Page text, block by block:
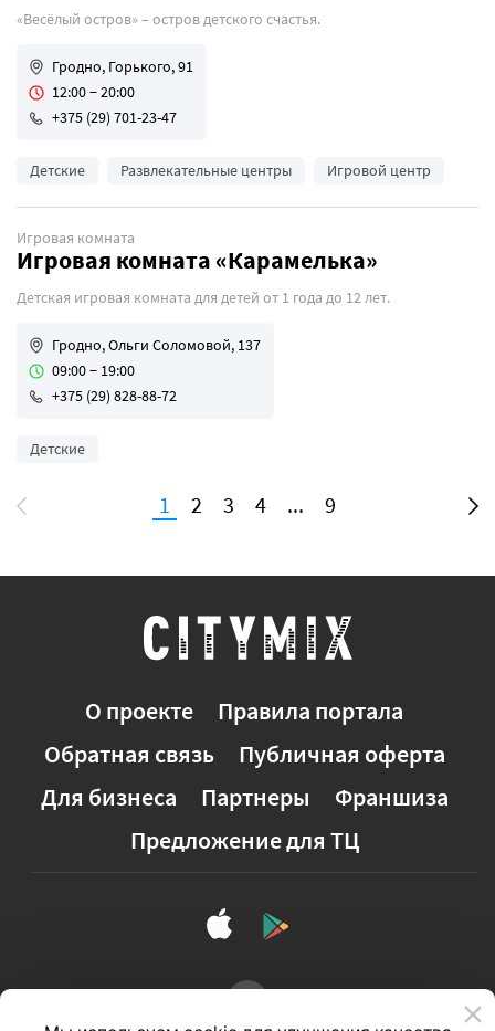
«Весёлый остров» – остров детского счастья.
Гродно, Горького, 91
12:00 − 20:00
+375 (29) 701-23-47
Детские Развлекательные центры Игровой центр
Игровая комната
Игровая комната «Карамелька»
Детская игровая комната для детей от 1 года до 12 лет.
Гродно, Ольги Соломовой, 137
09:00 − 19:00
+375 (29) 828-88-72
Детские
1 2 3 4 ... 9
О проекте
Правила портала
Обратная связь
Публичная оферта
Для бизнеса
Партнеры
Франшиза
Предложение для ТЦ